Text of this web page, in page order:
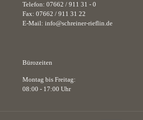
Telefon: 07662 / 911 31 - 0
Fax: 07662 / 911 31 22
E-Mail: info@schreiner-rieflin.de
Bürozeiten
Montag bis Freitag:
08:00 - 17:00 Uhr